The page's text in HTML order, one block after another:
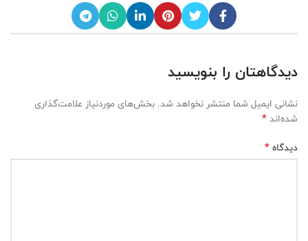
دیدگاهتان را بنویسید
نشانی ایمیل شما منتشر نخواهد شد. بخش‌های موردنیاز علامت‌گذاری
شده‌اند*
دیدگاه*